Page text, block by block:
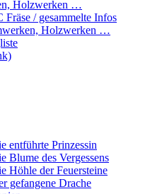
Holzwerken …
Fräse / gesammelte Infos
Holzwerken …
entführte Prinzessin
Blume des Vergessens
Höhle der Feuersteine
gefangene Drache